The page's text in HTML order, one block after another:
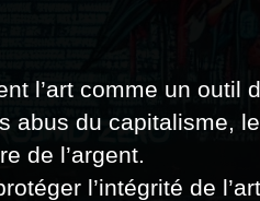
l’art comme un outil
abus du capitalisme,
de l’argent.
l’intégrité de